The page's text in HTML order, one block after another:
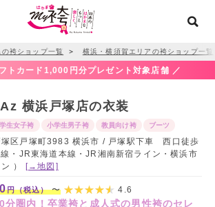
袴ショップ一覧 ＞ 横浜・横須賀エリアの袴ショップ一覧
トカード1,000円分プレゼント対象店舗 ／
横浜戸塚店の衣装
生女子袴 小学生男子袴 教員向け袴 ブーツ
塚区戸塚町3983 横浜市 / 戸塚駅下車 西口徒歩
・JR東海道本線・JR湘南新宿ライン・横浜市
） [→地図]
円（税込）〜 4.6
分圏内！卒業袴と成人式の男性袴のセレ